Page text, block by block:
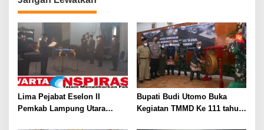
Lima Pejabat Eselon II
Pemkab Lampung Utara
Bupati Budi Utomo Buka
Kegiatan TMMD Ke 111 tahun